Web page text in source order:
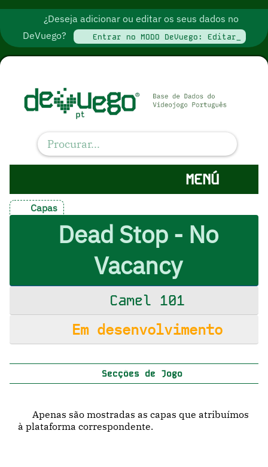
¿Deseja adicionar ou editar os seus dados no
DeVuego?
Entrar no MODO DeVuego: Editar_
MENÚ
Capas
Dead Stop - No
Vacancy
Camel 101
Em desenvolvimento
Secções de Jogo
Apenas são mostradas as capas que atribuímos
à plataforma correspondente.